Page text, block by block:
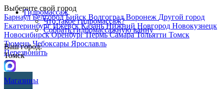
Выберите свой город
БарнаулБелгородБийск ВолгоградВоронеж Другой город
ЕкатеринбургИжевскКазаньНижний Новгород Новокузнецк
НовосибирскОренбургПермьСамараТольятти Томск
ТюменьЧебоксары Ярославль
Перезвонить
Гидромассаж
Что такое гидромассаж?
Собрать гидромассажную ванну
Ваш город:
Томск
Магазины